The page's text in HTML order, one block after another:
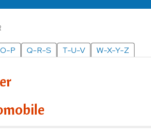
P Q-R-S T-U-V W-X-Y-Z